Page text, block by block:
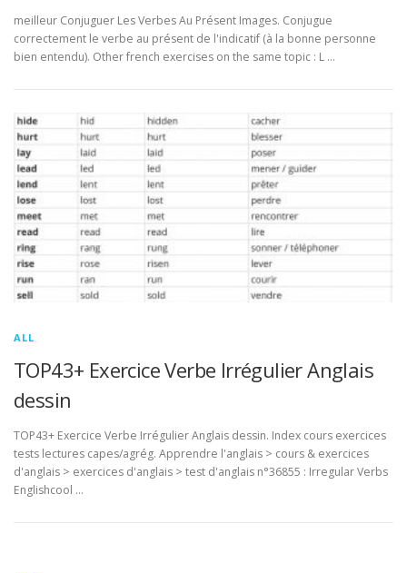
meilleur Conjuguer Les Verbes Au Présent Images. Conjugue
correctement le verbe au présent de l'indicatif (à la bonne personne
bien entendu). Other french exercises on the same topic : L …
ALL
TOP43+ Exercice Verbe Irrégulier Anglais
dessin
TOP43+ Exercice Verbe Irrégulier Anglais dessin. Index cours exercices
tests lectures capes/agrég. Apprendre l'anglais > cours & exercices
d'anglais > exercices d'anglais > test d'anglais n°36855 : Irregular Verbs
Englishcool …